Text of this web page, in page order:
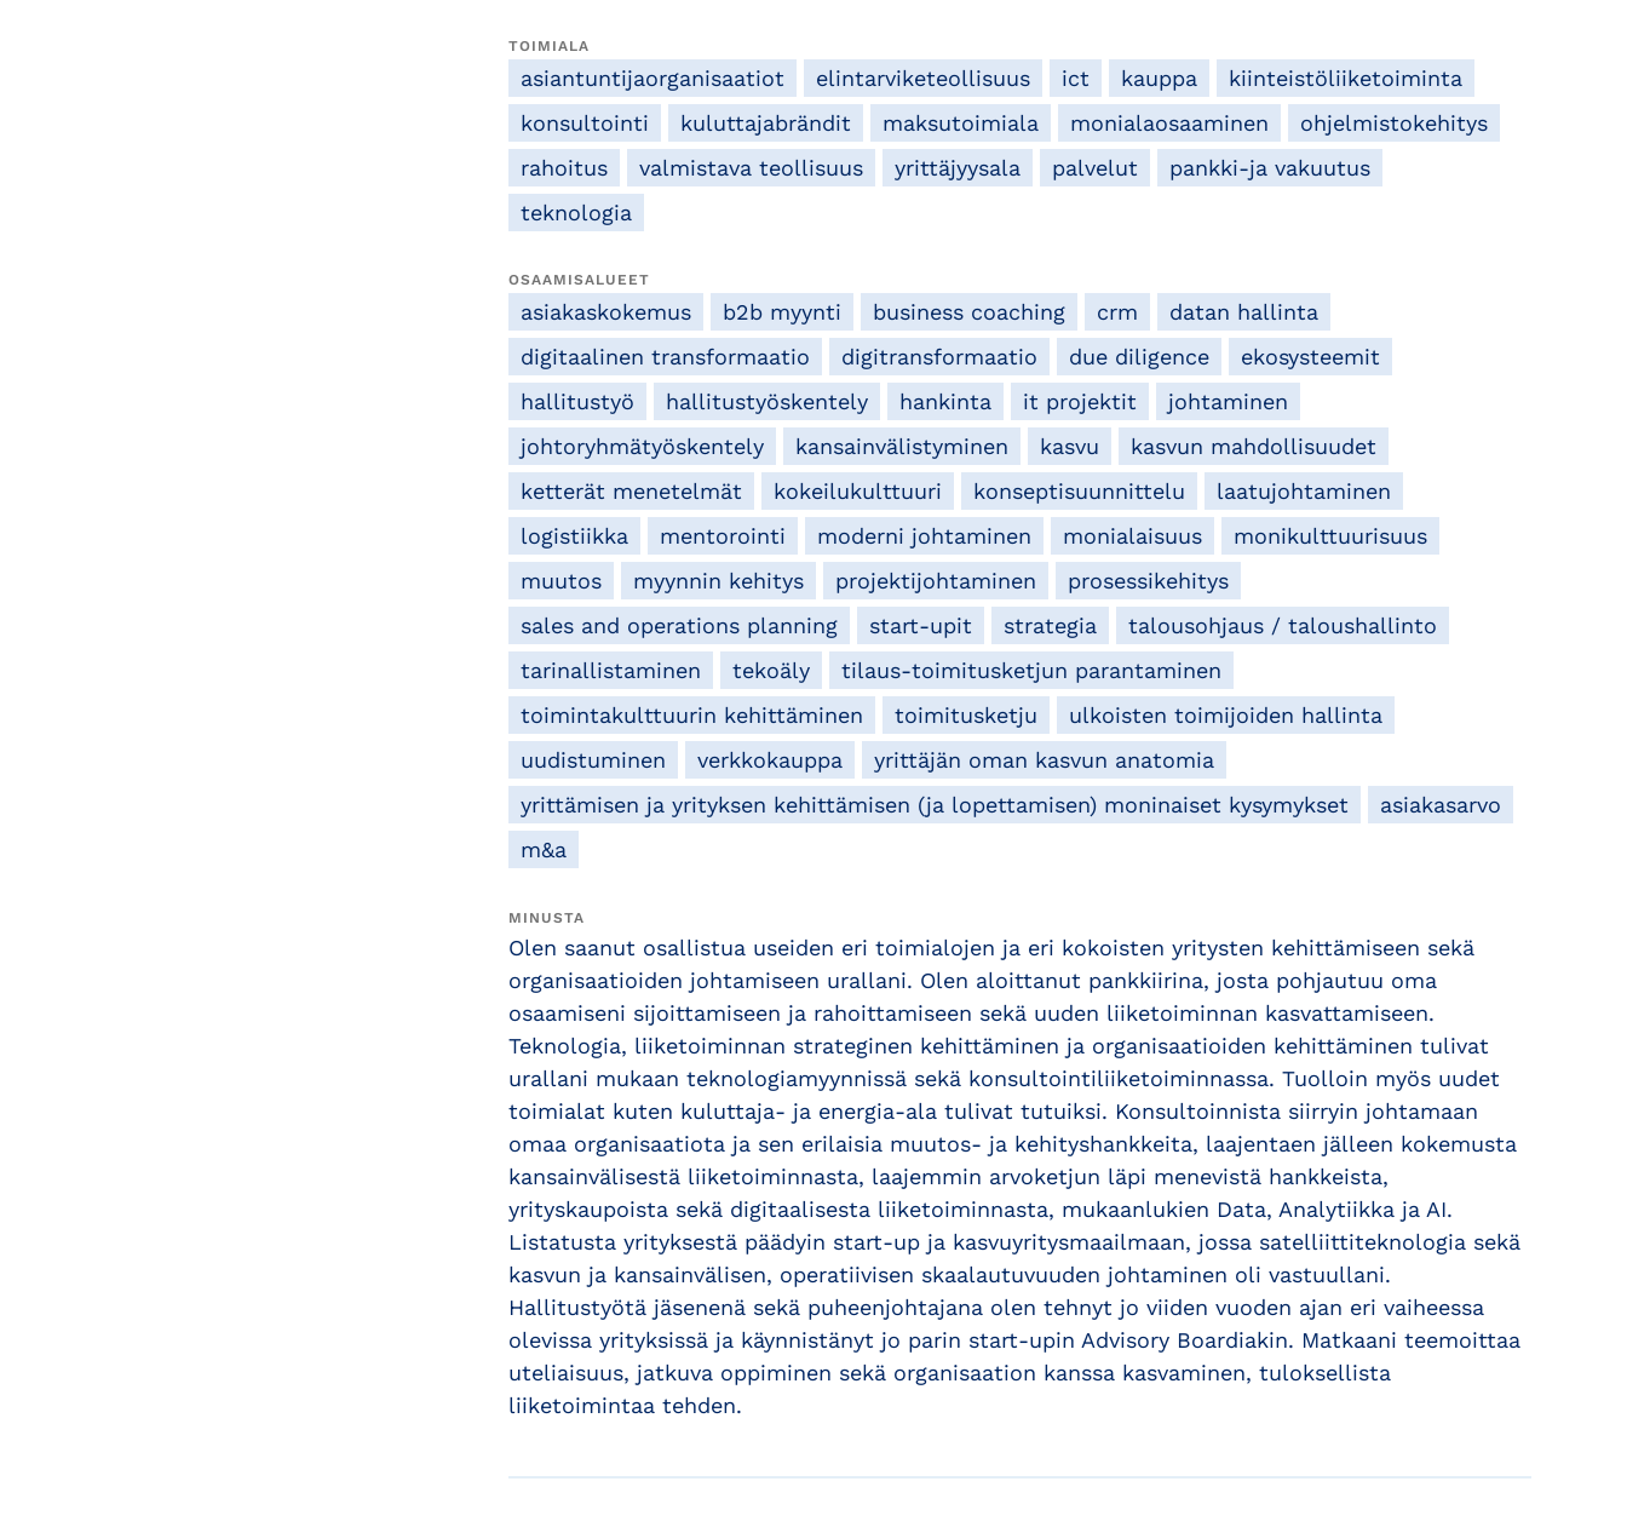
TOIMIALA
asiantuntijaorganisaatiot elintarviketeollisuus ict kauppa
kiinteistöliiketoiminta
konsultointi
kuluttajabrändit maksutoimiala monialaosaaminen
ohjelmistokehitys
rahoitus
valmistava teollisuus yrittäjyysala palvelut
pankki-ja vakuutus
teknologia
OSAAMISALUEET
asiakaskokemus b2b myynti business coaching crm
datan hallinta
digitaalinen transformaatio
digitransformaatio due diligence
ekosysteemit
hallitustyö
hallitustyöskentely hankinta it projektit
johtaminen
johtoryhmätyöskentely
kansainvälistyminen kasvu
kasvun mahdollisuudet
ketterät menetelmät
kokeilukulttuuri konseptisuunnittelu
laatujohtaminen
logistiikka
mentorointi moderni johtaminen monialaisuus
monikulttuurisuus
muutos
myynnin kehitys projektijohtaminen
prosessikehitys
sales and operations planning
start-upit strategia
talousohjaus / taloushallinto
tarinallistaminen
tekoäly
tilaus-toimitusketjun parantaminen
toimintakulttuurin kehittäminen
toimitusketju
ulkoisten toimijoiden hallinta
uudistuminen
verkkokauppa
yrittäjän oman kasvun anatomia
yrittämisen ja yrityksen kehittämisen (ja lopettamisen) moninaiset kysymykset
asiakasarvo
m&a
MINUSTA
Olen saanut osallistua useiden eri toimialojen ja eri kokoisten yritysten kehittämiseen sekä
organisaatioiden johtamiseen urallani. Olen aloittanut pankkiirina, josta pohjautuu oma
osaamiseni sijoittamiseen ja rahoittamiseen sekä uuden liiketoiminnan kasvattamiseen.
Teknologia, liiketoiminnan strateginen kehittäminen ja organisaatioiden kehittäminen tulivat
urallani mukaan teknologiamyynnissä sekä konsultointiliiketoiminnassa. Tuolloin myös uudet
toimialat kuten kuluttaja- ja energia-ala tulivat tutuiksi. Konsultoinnista siirryin johtamaan
omaa organisaatiota ja sen erilaisia muutos- ja kehityshankkeita, laajentaen jälleen kokemusta
kansainvälisestä liiketoiminnasta, laajemmin arvoketjun läpi menevistä hankkeista,
yrityskaupoista sekä digitaalisesta liiketoiminnasta, mukaanlukien Data, Analytiikka ja AI.
Listatusta yrityksestä päädyin start-up ja kasvuyritysmaailmaan, jossa satelliittiteknologia sekä
kasvun ja kansainvälisen, operatiivisen skaalautuvuuden johtaminen oli vastuullani.
Hallitustyötä jäsenenä sekä puheenjohtajana olen tehnyt jo viiden vuoden ajan eri vaiheessa
olevissa yrityksissä ja käynnistänyt jo parin start-upin Advisory Boardiakin. Matkaani teemoittaa
uteliaisuus, jatkuva oppiminen sekä organisaation kanssa kasvaminen, tuloksellista
liiketoimintaa tehden.